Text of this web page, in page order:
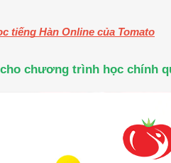
tiếng Hàn Online của Tomato
chương trình học chính